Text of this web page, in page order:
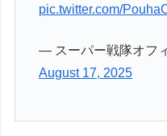
pic.twitter.com/
— スーパー戦隊オフ
August 17, 2025